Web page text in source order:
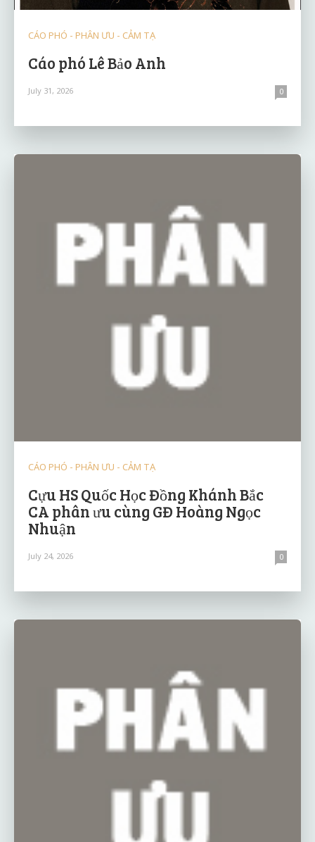
CÁO PHÓ - PHÂN ƯU - CẢM TẠ
Cáo phó Lê Bảo Anh
July 31, 2026 0
CÁO PHÓ - PHÂN ƯU - CẢM TẠ
Cựu HS Quốc Học Đồng Khánh Bắc
CA phân ưu cùng GĐ Hoàng Ngọc
Nhuận
July 24, 2026 0